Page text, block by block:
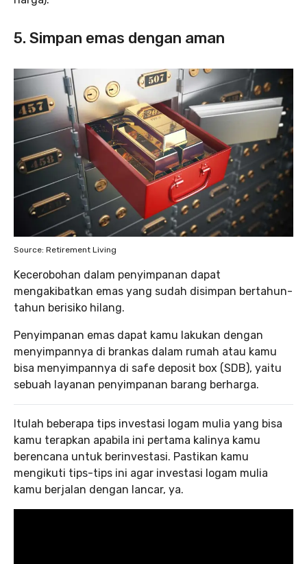
5. Simpan emas dengan aman
Source: Retirement Living
Kecerobohan dalam penyimpanan dapat
mengakibatkan emas yang sudah disimpan bertahun-
tahun berisiko hilang.
Penyimpanan emas dapat kamu lakukan dengan
menyimpannya di brankas dalam rumah atau kamu
bisa menyimpannya di safe deposit box (SDB), yaitu
sebuah layanan penyimpanan barang berharga.
Itulah beberapa tips investasi logam mulia yang bisa
kamu terapkan apabila ini pertama kalinya kamu
berencana untuk berinvestasi. Pastikan kamu
mengikuti tips-tips ini agar investasi logam mulia
kamu berjalan dengan lancar, ya.